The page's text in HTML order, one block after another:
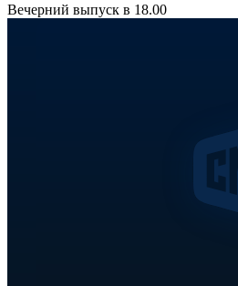
Вечерний выпуск в 18.00